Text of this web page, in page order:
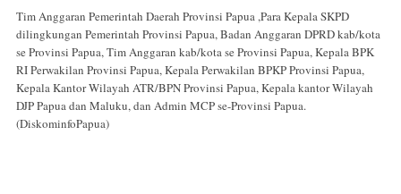
Tim Anggaran Pemerintah Daerah Provinsi Papua ,Para Kepala SKPD
dilingkungan Pemerintah Provinsi Papua, Badan Anggaran DPRD kab/kota
se Provinsi Papua, Tim Anggaran kab/kota se Provinsi Papua, Kepala BPK
RI Perwakilan Provinsi Papua, Kepala Perwakilan BPKP Provinsi Papua,
Kepala Kantor Wilayah ATR/BPN Provinsi Papua, Kepala kantor Wilayah
DJP Papua dan Maluku, dan Admin MCP se-Provinsi Papua.
(DiskominfoPapua)